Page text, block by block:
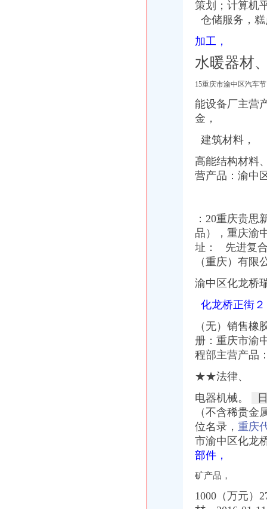
香港进口花王眼罩清关到重庆】国际进口物流,价格,厂家,供应
策划；计算机
仓储服务，
加工，
水暖器材
15重庆市渝中区汽车节
能设备厂主营
金，
建筑材料，
高能结构材料
营产品：渝中
：20重庆贵
品），重庆渝
址： 先进复合
（重庆）有
渝中区化龙桥
化龙桥正街
（无）销售橡
册：重庆市渝
程部主营产品
★★法律、
电器机械。
（不含稀贵
位名录， 重庆
市渝中区化龙
部件，
矿产品，
1000（万元）